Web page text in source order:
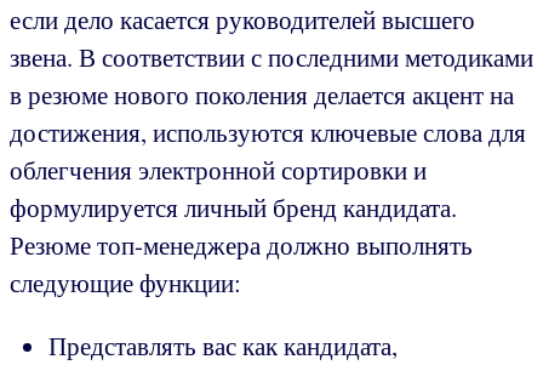
если дело касается руководителей высшего
звена. В соответствии с последними методиками
в резюме нового поколения делается акцент на
достижения, используются ключевые слова для
облегчения электронной сортировки и
формулируется личный бренд кандидата.
Резюме топ-менеджера должно выполнять
следующие функции:
Представлять вас как кандидата,